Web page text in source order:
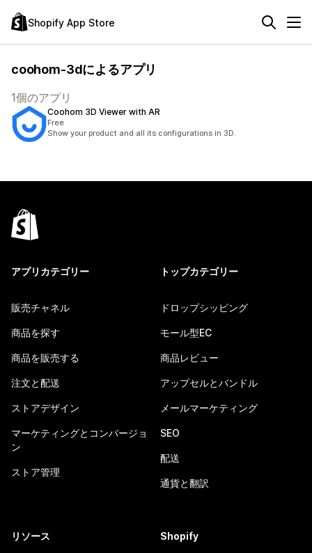
Shopify App Store
coohom-3dによるアプリ
1個のアプリ
Coohom 3D Viewer with AR
Free
Show your product and all its configurations in 3D.
アプリカテゴリー
販売チャネル
商品を探す
商品を販売する
注文と配送
ストアデザイン
マーケティングとコンバージョ
ン
ストア管理
トップカテゴリー
ドロップシッピング
モール型EC
商品レビュー
アップセルとバンドル
メールマーケティング
SEO
配送
通貨と翻訳
リソース Shopify